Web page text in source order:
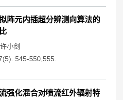
阵元内插超分辨测向算法的
许小剑
545-550,555.
强化混合对喷流红外辐射特